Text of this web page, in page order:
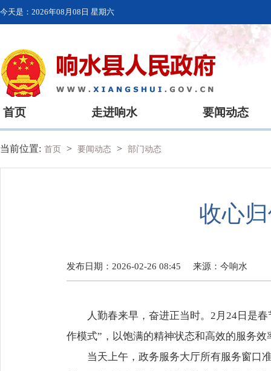
今天是： 2026年08月08日 星期六
首页 走进响水 要闻动态
当前位置: 首页 > 要闻动态 > 部门动态
收心
发布日期：2026-02-26 08:45 来源： 今响水
人勤春来早，奋进正当时。2月24日是
作模式”，以饱满的精神状态和高效的服务
当天上午，政务服务大厅所有服务窗口